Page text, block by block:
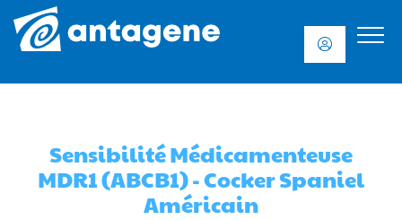
Sensibilité Médicamenteuse
MDR1 (ABCB1) - Cocker Spaniel
Américain